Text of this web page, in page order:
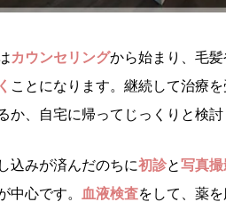
カウンセリングから始まり、毛髪
ことになります。継続して治療
か、自宅に帰ってじっくりと検討
込みが済んだのちに初診と写真撮
中心です。
血液検査をして、薬